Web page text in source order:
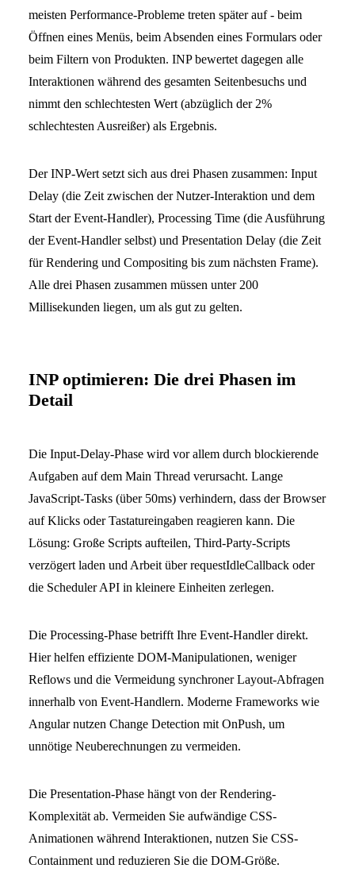
meisten Performance-Probleme treten später auf - beim
Öffnen eines Menüs, beim Absenden eines Formulars oder
beim Filtern von Produkten. INP bewertet dagegen alle
Interaktionen während des gesamten Seitenbesuchs und
nimmt den schlechtesten Wert (abzüglich der 2%
schlechtesten Ausreißer) als Ergebnis.
Der INP-Wert setzt sich aus drei Phasen zusammen: Input
Delay (die Zeit zwischen der Nutzer-Interaktion und dem
Start der Event-Handler), Processing Time (die Ausführung
der Event-Handler selbst) und Presentation Delay (die Zeit
für Rendering und Compositing bis zum nächsten Frame).
Alle drei Phasen zusammen müssen unter 200
Millisekunden liegen, um als gut zu gelten.
INP optimieren: Die drei Phasen im
Detail
Die Input-Delay-Phase wird vor allem durch blockierende
Aufgaben auf dem Main Thread verursacht. Lange
JavaScript-Tasks (über 50ms) verhindern, dass der Browser
auf Klicks oder Tastatureingaben reagieren kann. Die
Lösung: Große Scripts aufteilen, Third-Party-Scripts
verzögert laden und Arbeit über requestIdleCallback oder
die Scheduler API in kleinere Einheiten zerlegen.
Die Processing-Phase betrifft Ihre Event-Handler direkt.
Hier helfen effiziente DOM-Manipulationen, weniger
Reflows und die Vermeidung synchroner Layout-Abfragen
innerhalb von Event-Handlern. Moderne Frameworks wie
Angular nutzen Change Detection mit OnPush, um
unnötige Neuberechnungen zu vermeiden.
Die Presentation-Phase hängt von der Rendering-
Komplexität ab. Vermeiden Sie aufwändige CSS-
Animationen während Interaktionen, nutzen Sie CSS-
Containment und reduzieren Sie die DOM-Größe.